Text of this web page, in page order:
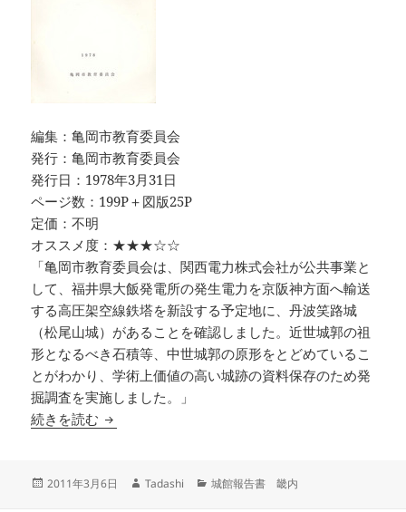
編集：亀岡市教育委員会
発行：亀岡市教育委員会
発行日：1978年3月31日
ページ数：199P＋図版25P
定価：不明
オススメ度：★★★☆☆
「亀岡市教育委員会は、関西電力株式会社が公共事業と
して、福井県大飯発電所の発生電力を京阪神方面へ輸送
する高圧架空線鉄塔を新設する予定地に、丹波笑路城
（松尾山城）があることを確認しました。近世城郭の祖
形となるべき石積等、中世城郭の原形をとどめているこ
とがわかり、学術上価値の高い城跡の資料保存のため発
掘調査を実施しました。」
続きを読む 丹波笑路城発掘調査報告 亀岡市文化財調査報告
投
2011年3月6日
作
Tadashi
カ
城館報告書 畿内